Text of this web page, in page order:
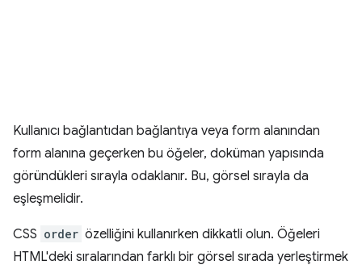
Kullanıcı bağlantıdan bağlantıya veya form alanından
form alanına geçerken bu öğeler, doküman yapısında
göründükleri sırayla odaklanır. Bu, görsel sırayla da
eşleşmelidir.
CSS order özelliğini kullanırken dikkatli olun. Öğeleri
HTML'deki sıralarından farklı bir görsel sırada yerleştirmek